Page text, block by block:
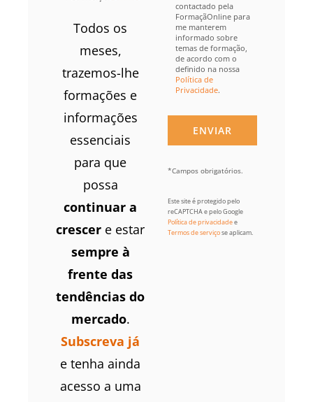
Todos os
meses,
trazemos-lhe
formações e
informações
essenciais
para que
possa
continuar a
crescer e estar
sempre à
frente das
tendências do
mercado.
Subscreva já
e tenha ainda
acesso a uma
contactado pela
FormaçãOnline para
me manterem
informado sobre
temas de formação,
de acordo com o
definido na nossa
Política de
Privacidade.
*Campos obrigatórios.
Este site é protegido pelo
reCAPTCHA e pelo Google
Política de privacidadee
Termos de serviçose aplicam.